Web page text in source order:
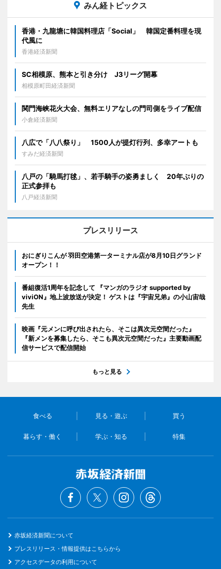
みん経トピックス
香港・九龍塘に韓国料理店「Social」 韓国定番料理を現
代風に
香港経済新聞
SC相模原、熊本と引き分け J3リーグ開幕
相模原町田経済新聞
関門海峡花火大会、無料エリアなしの門司側をライブ配信
小倉経済新聞
八広で「八八祭り」 1500人が提灯行列、多幸アートも
すみだ経済新聞
八戸の「騎馬打毬」、若手騎手の姿勇ましく 20年ぶりの
正式参拝も
八戸経済新聞
プレスリリース
おにぎりこんが 羽田空港第一ターミナル店が8月10日グランド
オープン！！
番組復活1周年を記念して 『マンガのラジオ supported by
viviON』地上波放送が決定！ ゲストは『宇宙兄弟』の小山宙哉
先生
映画『元メンに呼び出されたら、そこは異次元空間だった』
『新メンを募集したら、そこも異次元空間だった』主要動画配
信サービスで配信開始
もっと見る
食べる 見る・遊ぶ 買う
暮らす・働く 学ぶ・知る 特集
赤坂経済新聞について
プレスリリース・情報提供はこちらから
アクセスデータの利用について